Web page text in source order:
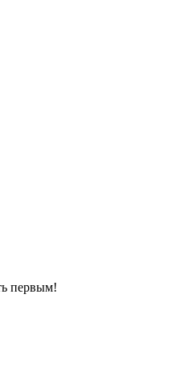
первым!